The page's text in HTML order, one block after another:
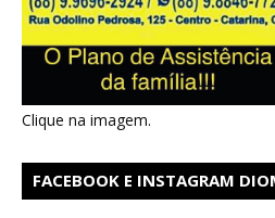
Clique na imagem.
FACEBOOK E INSTAGRAM